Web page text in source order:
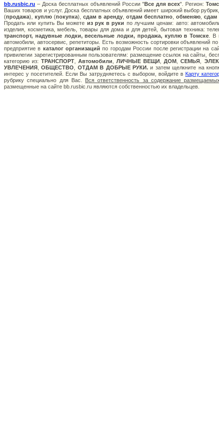
bb.rusbic.ru – Доска бесплатных объявлений России "Все для всех". Регион:
Ваших товаров и услуг. Доска бесплатных объявлений имеет широкий выбор
(продажа), куплю (покупка), сдам в аренду отдам бесплатно обменяю сдам
Продать или купить Вы можете из рук в руки по лучшим ценам: авто:
изделия, косметика, мебель, товары для дома и для детей, бытовая техника:
транспорт, надувные лодки, весельные лодки, продажа, куплю в Томске . В
автомобили, автосервис, репетиторы. Есть возможность сортировки объявлений
предприятие в каталог организаций по городам России после регистрации на
привилегии зарегистрированным пользователям: размещение ссылок на сайты,
категорию из:ТРАНСПОРТ ,Автомобили ,ЛИЧНЫЕ ВЕЩИ ,ДОМ ,СЕМЬЯ
УВЛЕЧЕНИЯ ,ОБЩЕСТВО ОТДАМ В ДОБРЫЕ РУКИ. и затем щелкните на
интерес у посетителей. Если Вы затрудняетесь с выбором, войдите в Карту
рубрику специально для Вас. Вся ответственность за содержание
размещенные на сайте bb.rusbic.ru являются собственностью их владельцев.